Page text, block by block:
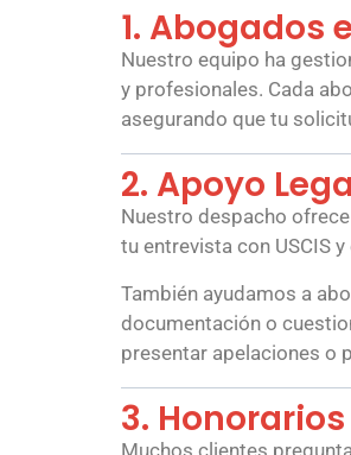
1. Abogados
Nuestro equipo ha
y profesionales. Cada
asegurando que tu
2. Apoyo
Nuestro despacho
tu entrevista con USCIS
También ayudamos a
documentación o
presentar apelaciones o
3.